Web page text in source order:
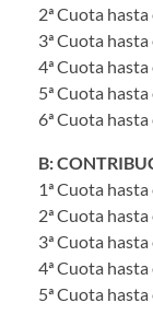
2ª Cuota
3ª Cuota
4ª Cuota
5ª Cuota
6ª Cuota
B:
1ª Cuota
2ª Cuota
3ª Cuota
4ª Cuota
5ª Cuota